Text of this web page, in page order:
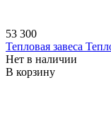
53 300
Тепловая завеса
Нет в наличии
В корзину